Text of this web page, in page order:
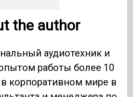
the author
аудиотехник и
работы более 10
в корпоративном мире в